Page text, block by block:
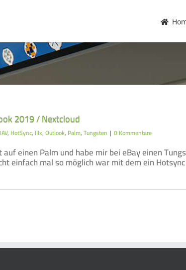
2019 / Nextcloud
, HotSync, IIIx,Outlook, Palm,Tungsten | 0 Kommentare
einen Palm und habe mir bei eBay einen
einfach mal so möglich war mit dem ein